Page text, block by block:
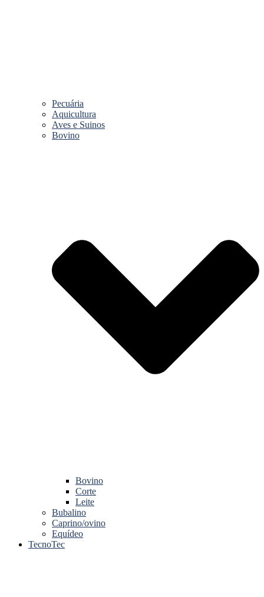
Pecuária
Aquicultura
Aves e Suinos
Bovino
Bovino
Corte
Leite
Bubalino
Caprino/ovino
Equídeo
TecnoTec